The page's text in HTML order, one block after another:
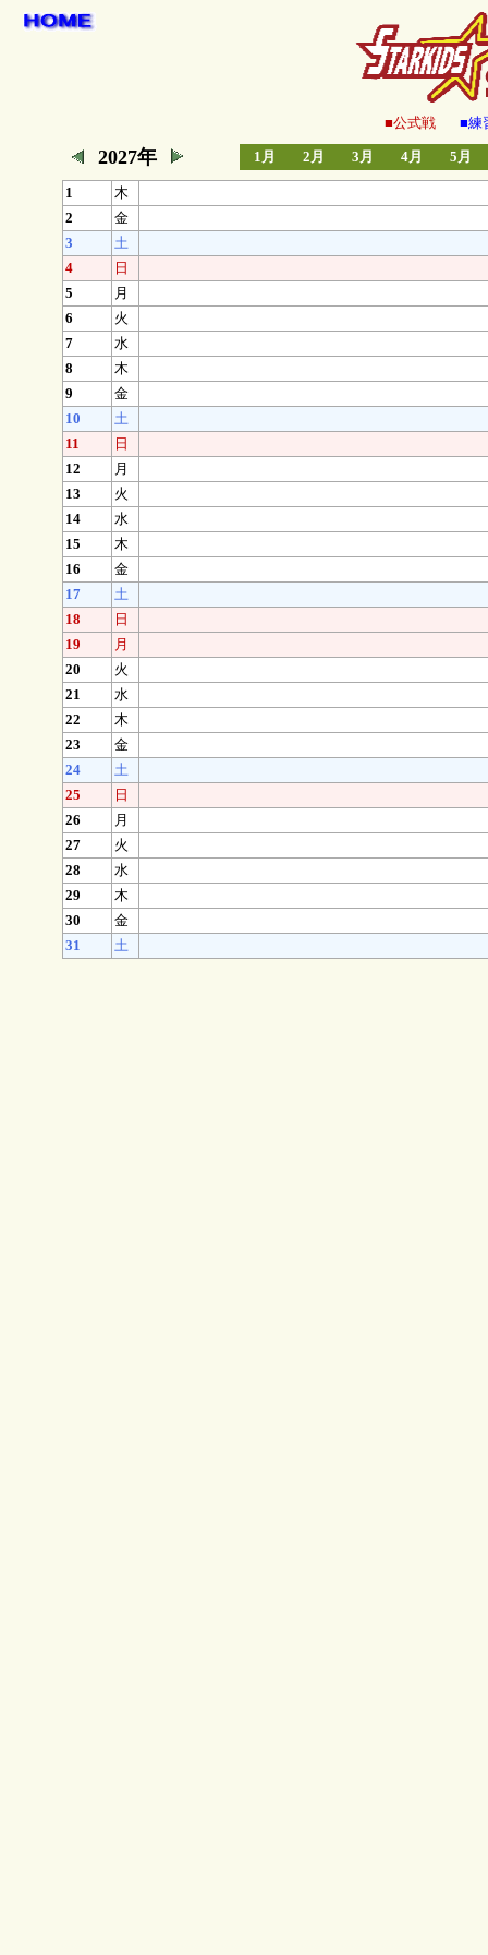
■公式戦 ■練
2027年 1月 2月 3月 4月 5月
1
木
2
金
3
土
4
日
5
月
6
火
7
水
8
木
9
金
10
土
11
日
12
月
13
火
14
水
15
木
16
金
17
土
18
日
19
月
20
火
21
水
22
木
23
金
24
土
25
日
26
月
27
火
28
水
29
木
30
金
31
土